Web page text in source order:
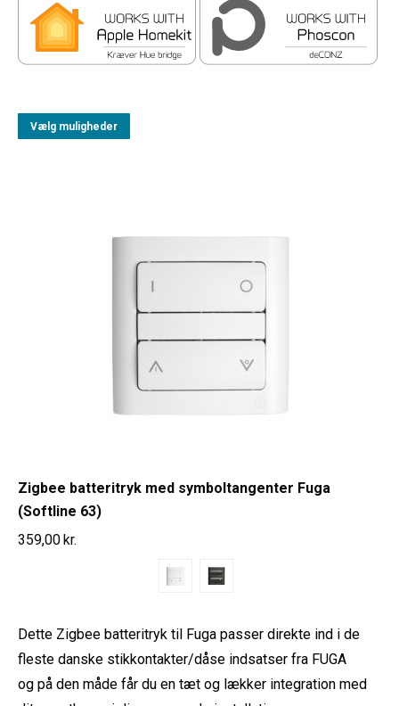
Vælg muligheder
Zigbee batteritryk med symboltangenter Fuga
(Softline 63)
359,00 kr.
Dette Zigbee batteritryk til Fuga passer direkte ind i de
fleste danske stikkontakter/dåse indsatser fra FUGA
og på den måde får du en tæt og lækker integration med